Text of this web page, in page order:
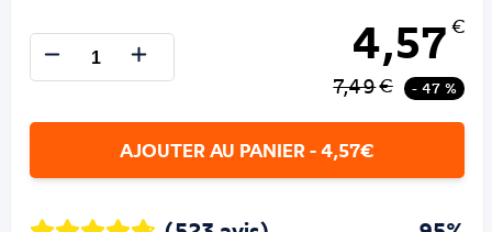
4,57 €
7,49€ - 47 %
AJOUTER AU PANIER - 4,57€